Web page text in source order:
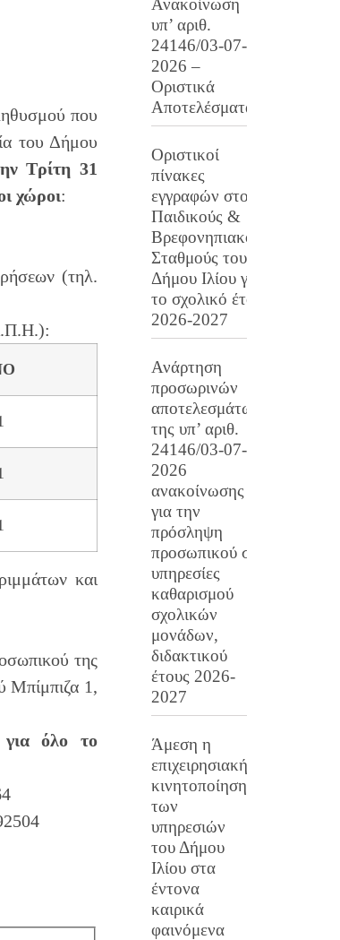
που
του Δήμου
Τρίτη 31
χώροι:
(τηλ.
και
της
Μπίμπιζα 1,
για όλο το
Ανακοίνωση
υπ’ αριθ.
24146/03-07-
2026 –
Οριστικά
Αποτελέσματα
Οριστικοί
πίνακες
εγγραφών στους
Παιδικούς &
Βρεφονηπιακούς
Σταθμούς του
Δήμου Ιλίου για
το σχολικό έτος
2026-2027
Ανάρτηση
προσωρινών
αποτελεσμάτων
της υπ’ αριθ.
24146/03-07-
2026
ανακοίνωσης
για την
πρόσληψη
προσωπικού σε
υπηρεσίες
καθαρισμού
σχολικών
μονάδων,
διδακτικού
έτους 2026-
2027
Άμεση η
επιχειρησιακή
κινητοποίηση
των
υπηρεσιών
του Δήμου
Ιλίου στα
έντονα
καιρικά
φαινόμενα